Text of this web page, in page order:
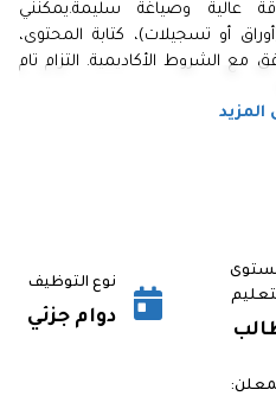
عالية وصياغة سليمة.يمكنني
أو تسجيلات)، كتابة المحتوى،
مع الشروط الأكاديمية. التزام تام
نوع التوظيف
دوام جزئي